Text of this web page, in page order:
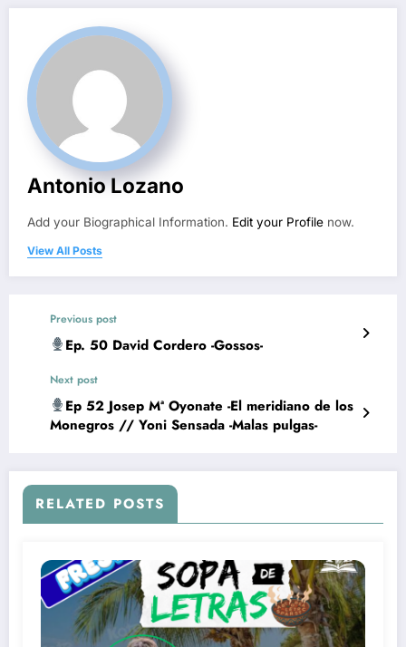
Antonio Lozano
Add your Biographical Information. Edit your Profile now.
View All Posts
Previous post
Ep. 50 David Cordero -Gossos-
Next post
Ep 52 Josep Mª Oyonate -El meridiano de los
Monegros // Yoni Sensada -Malas pulgas-
RELATED POSTS